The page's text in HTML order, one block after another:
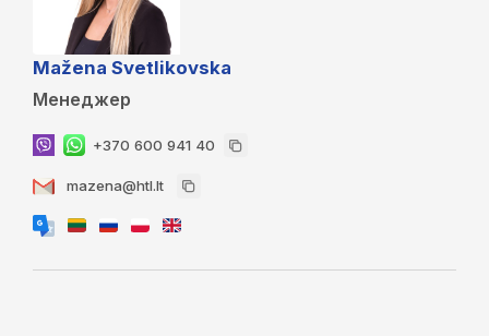
Mažena Svetlikovska
Менеджер
+370 600 941 40
mazena@htl.lt